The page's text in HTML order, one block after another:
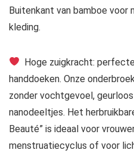
Buitenkant van bamboe voor
kleding.
Hoge zuigkracht:
handdoeken. Onze
zonder vochtgevoel,
nanodeeltjes. Het
Beauté” is ideaal voor
menstruatiecyclus of voor